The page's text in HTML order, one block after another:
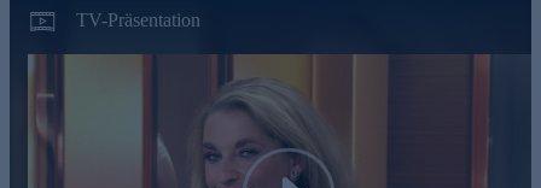
Hauch von Luxus verleihen.
TV-Präsentation